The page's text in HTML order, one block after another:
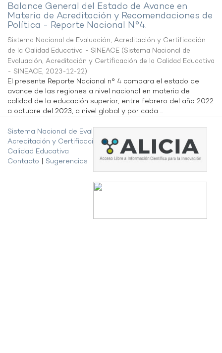
Balance General del Estado de Avance en
Materia de Acreditación y Recomendaciones de
Política - Reporte Nacional N°4.
Sistema Nacional de Evaluación, Acreditación y Certificación
de la Calidad Educativa - SINEACE (Sistema Nacional de
Evaluación, Acreditación y Certificación de la Calidad Educativa
- SINEACE, 2023-12-22)
El presente Reporte Nacional n° 4 compara el estado de
avance de las regiones a nivel nacional en materia de
calidad de la educación superior, entre febrero del año 2022
a octubre del 2023, a nivel global y por cada ...
Sistema Nacional de Evaluación,
Acreditación y Certificación de la
Calidad Educativa
Contacto
Sugerencias